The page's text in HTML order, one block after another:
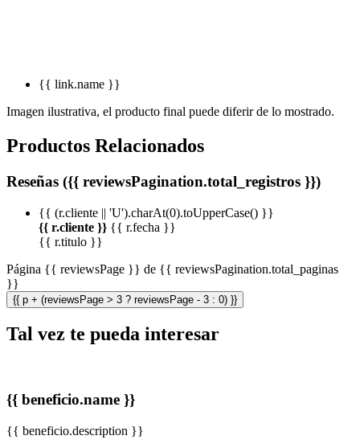
{{ link.name }}
Imagen ilustrativa, el producto final puede diferir de lo mostrado.
Productos Relacionados
Reseñas ({{ reviewsPagination.total_registros }})
{{ (r.cliente || 'U').charAt(0).toUpperCase() }}
{{ r.cliente }} {{ r.fecha }}
{{ r.titulo }}
Página {{ reviewsPage }} de {{ reviewsPagination.total_paginas
}}
{{ p + (reviewsPage > 3 ? reviewsPage - 3 : 0) }}
Tal vez te pueda interesar
{{ beneficio.name }}
{{ beneficio.description }}